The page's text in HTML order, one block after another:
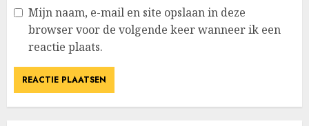
Mijn naam, e-mail en site opslaan in deze
browser voor de volgende keer wanneer ik een
reactie plaats.